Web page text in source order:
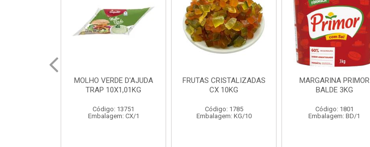
FRUTAS CRISTALIZADAS
CX 10KG
Código: 1785
Embalagem: KG/10
MARGARINA PRIMOR
BALDE 3KG
Código: 1801
Embalagem: BD/1
MARGARINA PRIMOR
CAIXA 12X500G
Código: 1797
Embalagem: CX/1